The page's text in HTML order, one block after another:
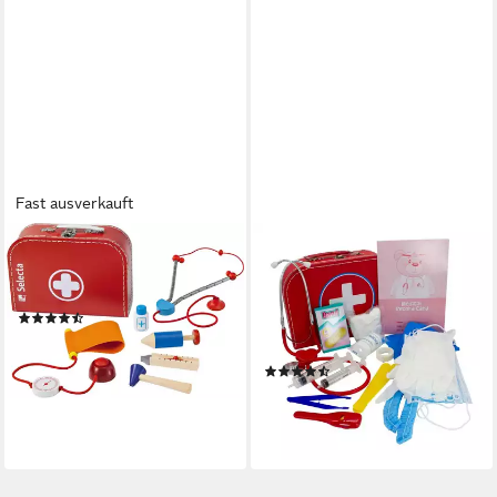
Fast ausverkauft
SELECTA
Spielzeug-Arztkoffer, Made in
Germany
(26)
ab 25,86 € UVP 44,99 €
-43%
lieferbar - in 1-2 Werktagen bei dir
Spielzeug-Arztkoffer
Arztkoffer für Kinder –
Doktorkoffer mit echtem
Stethoskop- 37352
(4)
14,99 € UVP19,99 €
-25%
lieferbar - in 4-5 Werktagen bei dir